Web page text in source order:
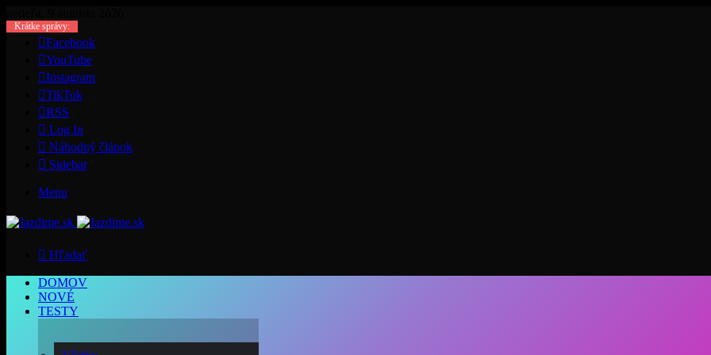
Krátke správy:
Facebook
YouTube
Instagram
TikTok
RSS
Log In
Náhodný článok
Sidebar
Menu
Hľadať
DOMOV
NOVÉ
TESTY